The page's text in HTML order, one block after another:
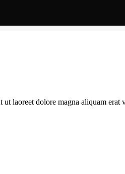
laoreet dolore magna aliquam